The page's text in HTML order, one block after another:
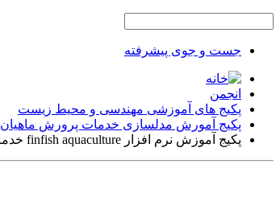
جست و جوی پیشرفته
انجمن
پکیج های آموزشی مهندسی و محیط زیست
پکیج آمورش مدلسازی خدمات پرورش ماهیان Finfish
پکیج آموزش نرم افزار finfish aquaculture خدمات اکوسیستم پرورش ماهی